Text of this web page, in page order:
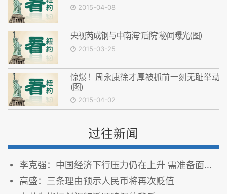
2015-04-08
央视芮成钢与中南海“后院”秘闻曝光(图)
2015-03-25
惊爆！周永康徐才厚被抓前一刻无耻举动
(图)
2015-04-02
过往新闻
李克强：中国经济下行压力仍在上升 需准备面对更大经济困境
高盛：三条理由预示人民币将再次贬值